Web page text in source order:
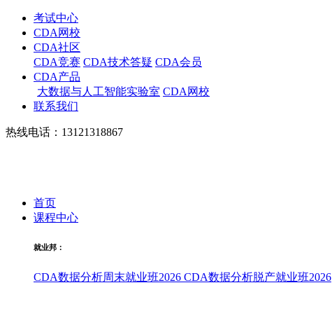
考试中心
CDA网校
CDA社区
CDA竞赛 CDA技术答疑 CDA会员
CDA产品
大数据与人工智能实验室 CDA网校
联系我们
热线电话：13121318867
首页
课程中心
就业邦：
CDA数据分析周末就业班2026 CDA数据分析脱产就业班2026